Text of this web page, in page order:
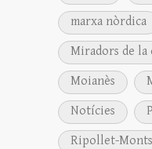
marxa nòrdica
Miradors de la
Moianès
Notícies
Ripollet-